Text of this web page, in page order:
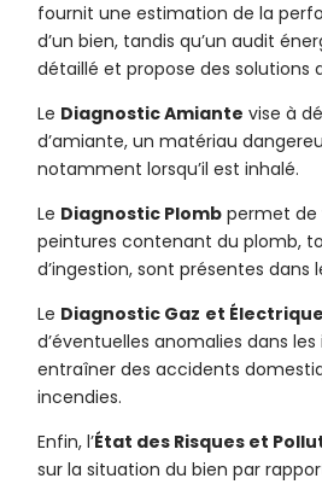
fournit une estimation de la
d’un bien, tandis qu’un audit
détaillé et propose des solutions
Le Diagnostic Amiante vise à
d’amiante, un matériau
notamment lorsqu’il est inhalé.
Le Diagnostic Plomb permet de
peintures contenant du plomb,
d’ingestion, sont présentes dans
Le Diagnostic Gaz et Électrique
d’éventuelles anomalies dans
entraîner des accidents
incendies.
Enfin, l’État des Risques et
sur la situation du bien par